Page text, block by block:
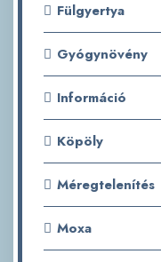
Fülgyertya
Gyógynövény
Információ
Köpöly
Méregtelenítés
Moxa